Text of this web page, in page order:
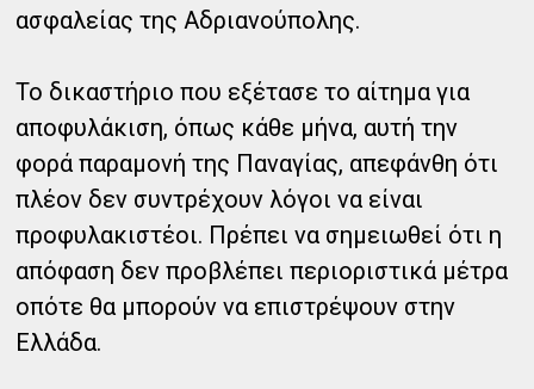
ασφαλείας της Αδριανούπολης.
Το δικαστήριο που εξέτασε το αίτημα για
αποφυλάκιση, όπως κάθε μήνα, αυτή την
φορά παραμονή της Παναγίας, απεφάνθη ότι
πλέον δεν συντρέχουν λόγοι να είναι
προφυλακιστέοι. Πρέπει να σημειωθεί ότι η
απόφαση δεν προβλέπει περιοριστικά μέτρα
οπότε θα μπορούν να επιστρέψουν στην
Ελλάδα.